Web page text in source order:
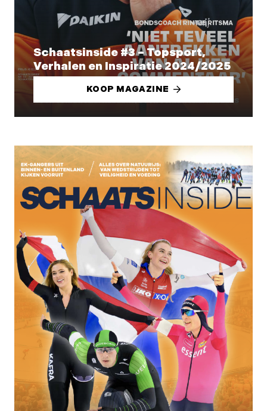
Schaatsinside #3 – Topsport,
Verhalen en Inspiratie 2024/2025
KOOP MAGAZINE